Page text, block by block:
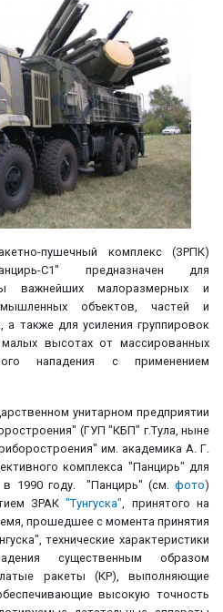
пушечный комплекс (ЗРПК)
С1" предназначен для
важнейших малоразмерных и
объектов, частей и
а также для усиления группировок
высотах от массированных
нападения с применением
унитарном предприятии
(ГУП "КБП" г.Тула, ныне
им. академика А. Г.
комплекса "Панцирь" для
1990 году. "Панцирь" (см. фото)
ЗРАК"Тунгуска" , принятого на
прошедшее с момента принятия
технические характеристики
существенным образом
ракеты (КР), выполняющие
высокую точность